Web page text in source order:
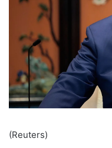
(Reuters)